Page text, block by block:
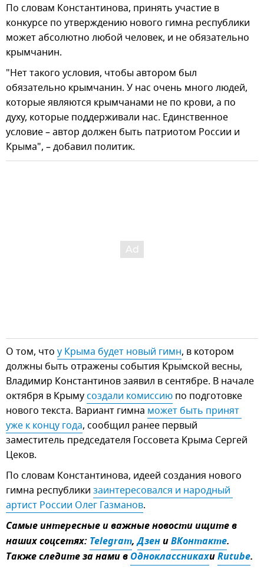
По словам Константинова, принять участие в
конкурсе по утверждению нового гимна республики
может абсолютно любой человек, и не обязательно
крымчанин.
"Нет такого условия, чтобы автором был
обязательно крымчанин. У нас очень много людей,
которые являются крымчанами не по крови, а по
духу, которые поддерживали нас. Единственное
условие – автор должен быть патриотом России и
Крыма", – добавил политик.
О том, что у Крыма будет новый гимн, в котором
должны быть отражены события Крымской весны,
Владимир Константинов заявил в сентябре. В начале
октября в Крыму создали комиссию по подготовке
нового текста. Вариант гимна может быть принят
уже к концу года, сообщил ранее первый
заместитель председателя Госсовета Крыма Сергей
Цеков.
По словам Константинова, идеей создания нового
гимна республики заинтересовался и народный
артист России Олег Газманов.
Самые интересные и важные новости ищите в
наших соцсетях:Telegram,ДзениВКонтакте.
Также следите за нами вОдноклассникахиRutube.